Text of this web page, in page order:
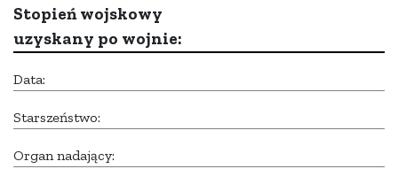
Stopień wojskowy
uzyskany po wojnie:
Data:
Starszeństwo:
Organ nadający: